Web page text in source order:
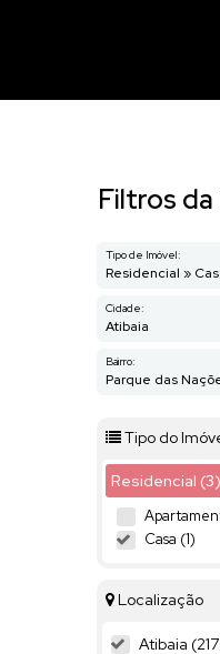
Filtros da
Tipo de Imóvel:
Residencial »
Cidade:
Atibaia
Bairro:
Parque das
Tipo do
Residencial (3)
Casa (1)
Localização
Atibaia